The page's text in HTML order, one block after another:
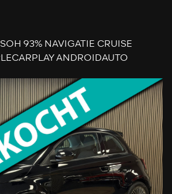
93% NAVIGATIE CRUISE
ANDROIDAUTO